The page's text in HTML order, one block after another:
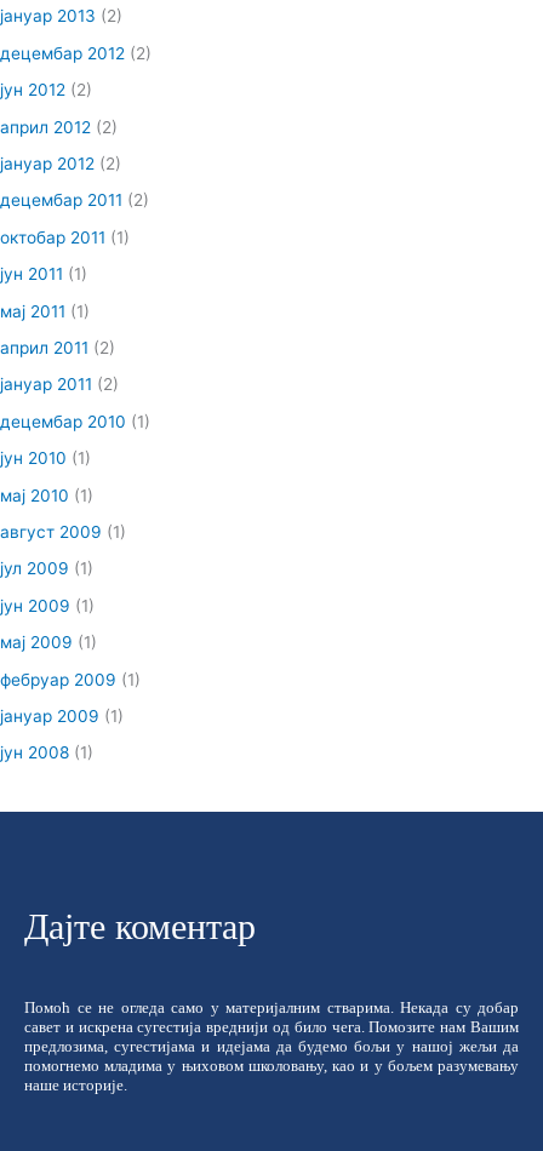
јануар 2013 (2)
децембар 2012 (2)
јун 2012 (2)
април 2012 (2)
јануар 2012 (2)
децембар 2011 (2)
октобар 2011 (1)
јун 2011 (1)
мај 2011 (1)
април 2011 (2)
јануар 2011 (2)
децембар 2010 (1)
јун 2010 (1)
мај 2010 (1)
август 2009 (1)
јул 2009 (1)
јун 2009 (1)
мај 2009 (1)
фебруар 2009 (1)
јануар 2009 (1)
јун 2008 (1)
Дајте коментар
Помоћ се не огледа само у материјалним стварима. Некада су добар
савет и искрена сугестија вреднији од било чега. Помозите нам Вашим
предлозима, сугестијама и идејама да будемо бољи у нашој жељи да
помогнемо младима у њиховом школовању, као и у бољем разумевању
наше историје.